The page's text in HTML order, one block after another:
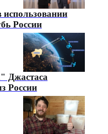
России
Джастаса
России